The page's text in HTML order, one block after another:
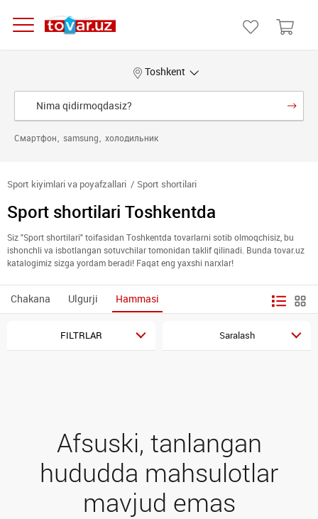
Toshkent
Смартфон samsung холодильник
Sport kiyimlari va poyafzallari Sport shortilari
Sport shortilari Toshkentda
Siz "Sport shortilari" toifasidan Toshkentda tovarlarni sotib olmoqchisiz, bu
ishonchli va isbotlangan sotuvchilar tomonidan taklif qilinadi. Bunda tovar.uz
katalogimiz sizga yordam beradi! Faqat eng yaxshi narxlar!
Chakana Ulgurji Hammasi
FILTRLAR Saralash
Afsuski, tanlangan
hududda mahsulotlar
mavjud emas